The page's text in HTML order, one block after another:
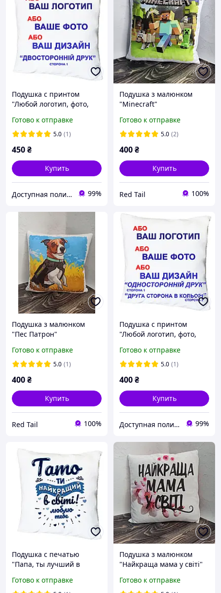
Подушка с принтом
"Любой логотип, фото,
печать" (17495)
Готово к отправке
5.0 (1)
450₴
Купить
Доступная полиграфия в городе Кропивницком 99%
Подушка з малюнком
"Minecraft"
Готово к отправке
5.0 (2)
400₴
Купить
Red Tail 100%
Подушка з малюнком
"Пес Патрон"
Готово к отправке
5.0 (1)
400₴
Купить
Red Tail 100%
Подушка с принтом
"Любой логотип, фото,
печать, вторая сторона
цветная" (18010)
Готово к отправке
5.0 (1)
400₴
Купить
Доступная полиграфия в городе Кропивницком 99%
Подушка с печатью
"Папа, ты лучший в
Готово к отправке
Подушка з малюнком
"Найкраща мама у світі"
Готово к отправке